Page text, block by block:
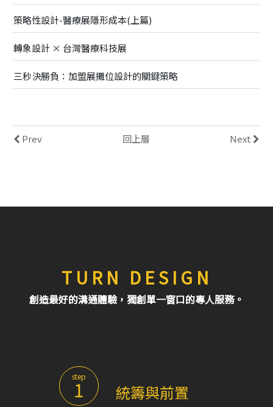
策略性設計-醫療展隱形成本(上篇)
轉象設計 × 台灣醫療科技展
三秒決勝負：加盟展攤位設計的關鍵策略
Prev 回上層 Next
TURN DESIGN
創造最好的溝通體驗，獨創單一窗口的專人服務。
step
1 統籌與前置